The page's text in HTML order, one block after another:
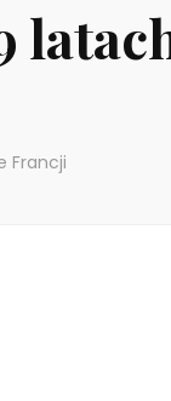
Francji